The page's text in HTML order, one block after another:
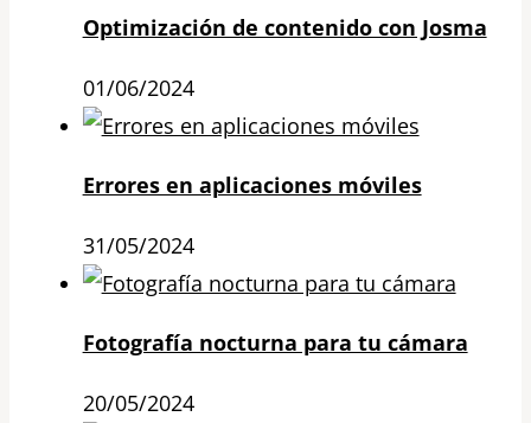
Optimización de contenido con Josma
01/06/2024
Errores en aplicaciones móviles
31/05/2024
Fotografía nocturna para tu cámara
20/05/2024